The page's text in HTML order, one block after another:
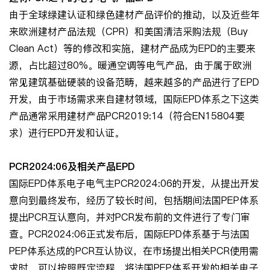
由于全球绿建认证和绿色建材产品评价的推动，以及近些年
来欧洲建材产品法规（CPR）和美国清洁采购法规（Buy
Clean Act）等的修改和实施，建材产品成为EPD的主要来
源，占比超过80%。暖通空调等电气产品，由于属于欧洲
常见建筑基础硬装的设备范畴，越来越多的产品进行了EPD
开发，由于市场需求来自建材领域，国际EPD体系之下这类
产品通常采用建材产品PCR2019:14（符合EN15804要
求）进行EPD开发和认证。
PCR2024:06及相关产品EPD
国际EPD体系电子电气主PCR2024:06的开发，从提出开发
意向到最终发布，经历了较长时间，包括期间法国PEP体系
提出PCR互认意向，并对PCR发布前的文件进行了专门审
查。PCR2024:06正式发布后，国际EPD体系基于与法国
PEP体系达成的PCR互认协议，在市场提出相关PCR使用需